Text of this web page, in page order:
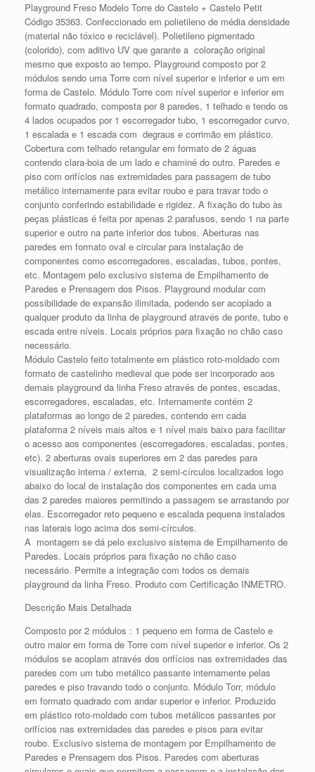
Playground Freso Modelo Torre do Castelo + Castelo Petit
Código 35363. Confeccionado em polietileno de média densidade
(material não tóxico e reciclável). Polietileno pigmentado
(colorido), com aditivo UV que garante a coloração original
mesmo que exposto ao tempo. Playground composto por 2
módulos sendo uma Torre com nível superior e inferior e um em
forma de Castelo. Módulo Torre com nível superior e inferior em
formato quadrado, composta por 8 paredes, 1 telhado e tendo os
4 lados ocupados por 1 escorregador tubo, 1 escorregador curvo,
1 escalada e 1 escada com degraus e corrimão em plástico.
Cobertura com telhado retangular em formato de 2 águas
contendo clara-boia de um lado e chaminé do outro. Paredes e
piso com orifícios nas extremidades para passagem de tubo
metálico internamente para evitar roubo e para travar todo o
conjunto conferindo estabilidade e rigidez. A fixação do tubo às
peças plásticas é feita por apenas 2 parafusos, sendo 1 na parte
superior e outro na parte inferior dos tubos. Aberturas nas
paredes em formato oval e circular para instalação de
componentes como escorregadores, escaladas, tubos, pontes,
etc. Montagem pelo exclusivo sistema de Empilhamento de
Paredes e Prensagem dos Pisos. Playground modular com
possibilidade de expansão ilimitada, podendo ser acoplado a
qualquer produto da linha de playground através de ponte, tubo e
escada entre níveis. Locais próprios para fixação no chão caso
necessário.
Módulo Castelo feito totalmente em plástico roto-moldado com
formato de castelinho medieval que pode ser incorporado aos
demais playground da linha Freso através de pontes, escadas,
escorregadores, escaladas, etc. Internamente contém 2
plataformas ao longo de 2 paredes, contendo em cada
plataforma 2 níveis mais altos e 1 nível mais baixo para facilitar
o acesso aos componentes (escorregadores, escaladas, pontes,
etc). 2 aberturas ovais superiores em 2 das paredes para
visualização interna / externa, 2 semi-círculos localizados logo
abaixo do local de instalação dos componentes em cada uma
das 2 paredes maiores permitindo a passagem se arrastando por
elas. Escorregador reto pequeno e escalada pequena instalados
nas laterais logo acima dos semi-círculos.
A montagem se dá pelo exclusivo sistema de Empilhamento de
Paredes. Locais próprios para fixação no chão caso
necessário. Permite a integração com todos os demais
playground da linha Freso. Produto com Certificação INMETRO.
Descrição Mais Detalhada
Composto por 2 módulos : 1 pequeno em forma de Castelo e
outro maior em forma de Torre com nível superior e inferior. Os 2
módulos se acoplam através dos orifícios nas extremidades das
paredes com um tubo metálico passante internamente pelas
paredes e piso travando todo o conjunto. Módulo Torr, módulo
em formato quadrado com andar superior e inferior. Produzido
em plástico roto-moldado com tubos metálicos passantes por
orifícios nas extremidades das paredes e pisos para evitar
roubo. Exclusivo sistema de montagem por Empilhamento de
Paredes e Prensagem dos Pisos. Paredes com aberturas